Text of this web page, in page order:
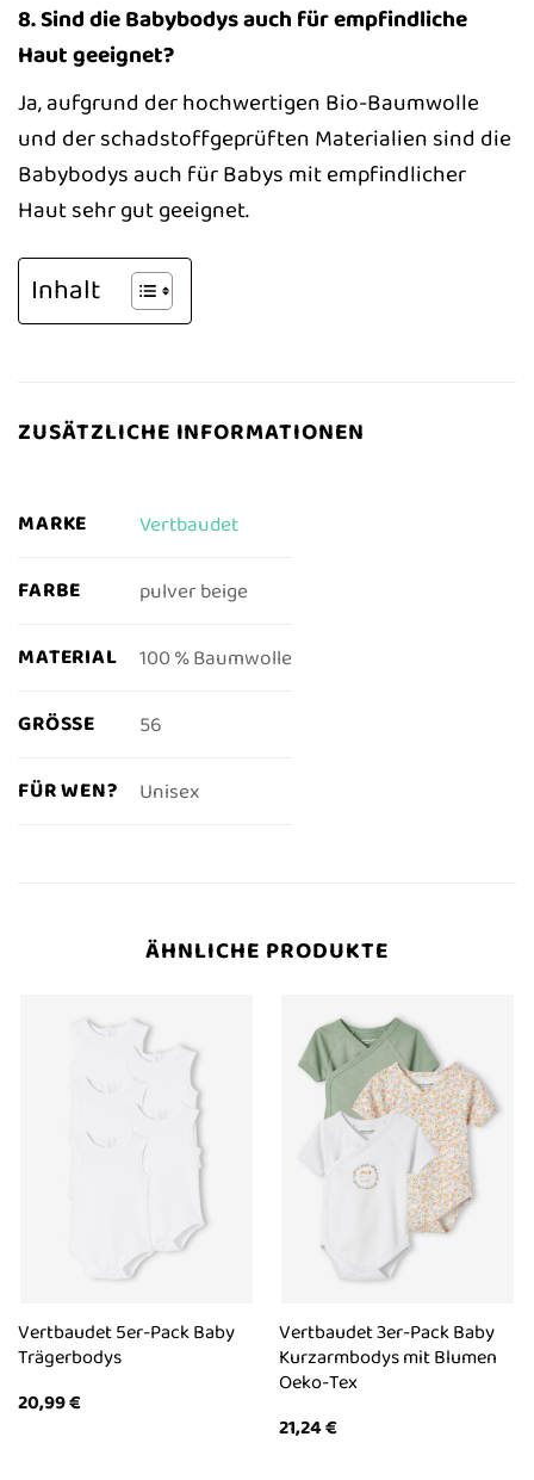
8. Sind die Babybodys auch für empfindliche
Haut geeignet?
Ja, aufgrund der hochwertigen Bio-Baumwolle
und der schadstoffgeprüften Materialien sind die
Babybodys auch für Babys mit empfindlicher
Haut sehr gut geeignet.
Inhalt
ZUSÄTZLICHE INFORMATIONEN
MARKE Vertbaudet
FARBE pulver beige
MATERIAL 100 % Baumwolle
GRÖSSE 56
FÜR WEN? Unisex
ÄHNLICHE PRODUKTE
Vertbaudet 5er-Pack Baby
Trägerbodys
20,99€
Vertbaudet 3er-Pack Baby
Kurzarmbodys mit Blumen
Oeko-Tex
21,24€